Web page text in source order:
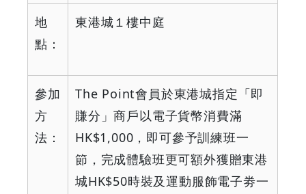
地
點：
東港城１樓中庭
參加
方
法：
The Point會員於東港城指定「即
賺分」商戶以電子貨幣消費滿
HK$1,000 ，即可參予訓練班一
節，完成體驗班更可額外獲贈東港
城HK$50時裝及運動服飾電子劵一